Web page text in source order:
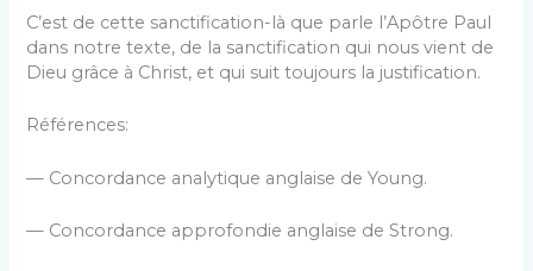
C’est de cette sanctification-là que parle l’Apôtre Paul
dans notre texte, de la sanctification qui nous vient de
Dieu grâce à Christ, et qui suit toujours la justification.
Références:
— Concordance analytique anglaise de Young.
— Concordance approfondie anglaise de Strong.